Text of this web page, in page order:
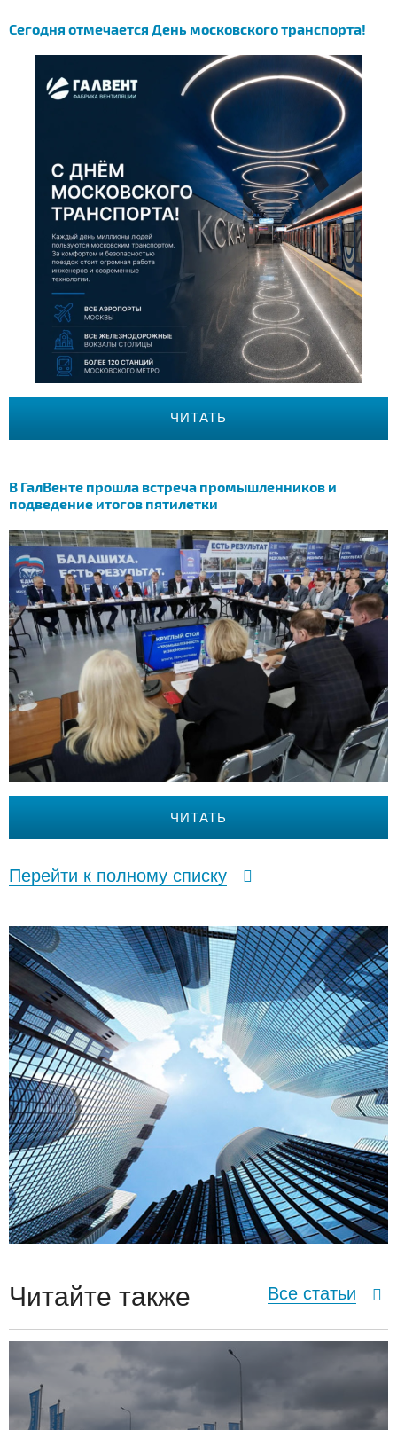
Сегодня отмечается День московского транспорта!
ЧИТАТЬ
В ГалВенте прошла встреча промышленников и
подведение итогов пятилетки
ЧИТАТЬ
Перейти к полному списку
Читайте также Все статьи